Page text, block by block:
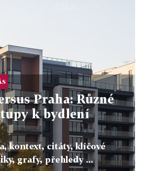
Praha: Různé
k bydlení
kontext, citáty, klíčové
grafy, přehledy ...